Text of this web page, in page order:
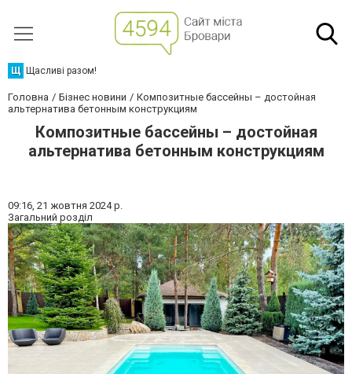
Щ Щасливі разом!
Головна Бізнес новини
Композитные бассейны – достойная
альтернатива бетонным конструкциям
Композитные бассейны – достойная
альтернатива бетонным конструкциям
09:16, 21 жовтня 2024 р.
Загальний розділ